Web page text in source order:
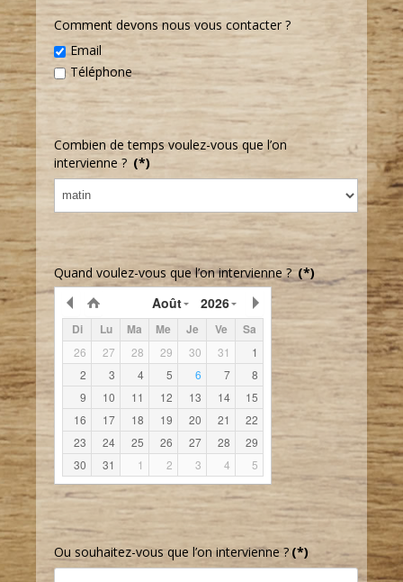
Comment devons nous vous contacter ?
Email
Téléphone
Combien de temps voulez-vous que l’on
intervienne ? (*)
Quand voulez-vous que l’on intervienne ? (*)
Août 2026
Di Lu Ma Me Je Ve Sa
26 27 28 29 30 31
1
2
3 4 5 6 7
8
9
10 11 12 13 14
15
16
17 18 19 20 21
22
23
24 25 26 27 28
29
30
31 1 2 3 4 5
Ou souhaitez-vous que l’on intervienne ? (*)